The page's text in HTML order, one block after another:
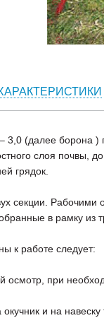
3,0 (далее борона
слоя почвы,
грядок.
секции.
в рамку из
к работе следует:
осмотр, при
и на